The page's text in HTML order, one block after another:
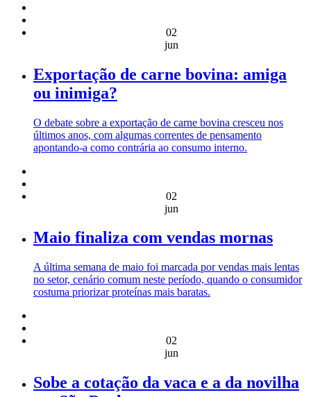
02
jun
Exportação de carne bovina: amiga
ou inimiga?
O debate sobre a exportação de carne bovina cresceu nos
últimos anos, com algumas correntes de pensamento
apontando-a como contrária ao consumo interno.
02
jun
Maio finaliza com vendas mornas
A última semana de maio foi marcada por vendas mais lentas
no setor, cenário comum neste período, quando o consumidor
costuma priorizar proteínas mais baratas.
02
jun
Sobe a cotação da vaca e a da novilha